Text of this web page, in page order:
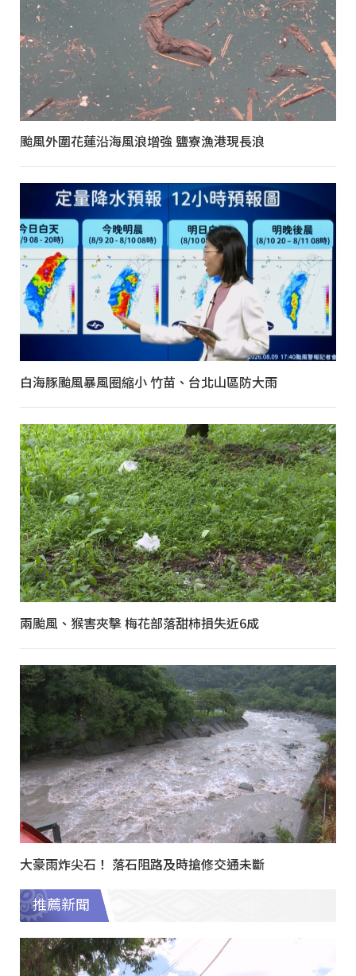
颱風外圍花蓮沿海風浪增強 鹽寮漁港現長浪
白海豚颱風暴風圈縮小 竹苗、台北山區防大雨
兩颱風、猴害夾擊 梅花部落甜柿損失近6成
大豪雨炸尖石！ 落石阻路及時搶修交通未斷
推薦新聞